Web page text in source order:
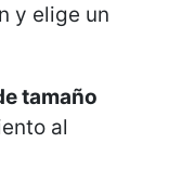
y elige un
tamaño
al